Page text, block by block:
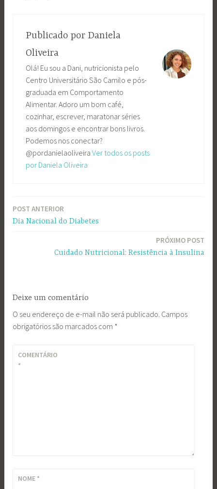
Publicado por Daniela
Oliveira
Olá! Eu sou a Dani, nutricionista pelo
Centro Universitário São Camilo e pós-
graduada em Comportamento
Alimentar. Adoro um bom café,
cozinhar, escrever, maratonar séries
aos domingos e encontrar bons livros.
Podemos nos conectar?
@pordanielaoliveira Ver todos os posts
por Daniela Oliveira
Navegação
POST ANTERIOR
Dia Nacional do Diabetes
PRÓXIMO POST
Cuidado Nutricional: Resistência à Insulina
Deixe um comentário
O seu endereço de e-mail não será publicado. Campos
obrigatórios são marcados com *
COMENTÁRIO
*
NOME *